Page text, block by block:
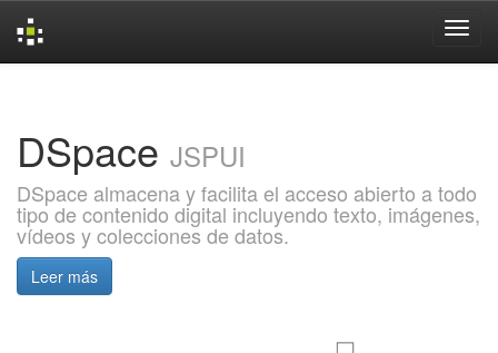
DSpace JSPUI
DSpace almacena y facilita el acceso abierto a todo
tipo de contenido digital incluyendo texto, imágenes,
vídeos y colecciones de datos.
Leer más